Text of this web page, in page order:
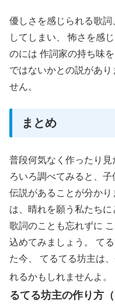
優しさを感じられる歌
してしまい、 怖さを感
のには 作詞家の持ち味
ではないかとの説があ
せん。
まとめ
普段何気なく作ったり
ろいろ調べてみると、
伝説があることが分か
は、晴れを願う私たち
歌詞のことも忘れずに
込めてみましょう。 て
た今、 てるてる坊主は
れるかもしれませんよ。
るてる坊主の作り方